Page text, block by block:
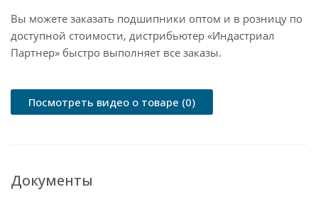
Вы можете заказать подшипники оптом и в розницу по
доступной стоимости, дистрибьютер «Индастриал
Партнер» быстро выполняет все заказы.
Посмотреть видео о товаре (0)
Документы